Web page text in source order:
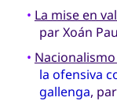
• La mise en
par Xoán
•
la ofensiva
gallenga,